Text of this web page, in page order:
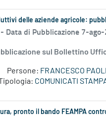
delle aziende agricole:
Data di Pubblicazione 7-
sul Bollettino
Persone: FRANCESCO
COMUNICATI
pronto il bando FEAMPA